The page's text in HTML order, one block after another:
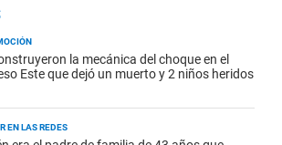
la mecánica del choque en el
Este que dejó un muerto y 2 niños heridos
EN LAS REDES